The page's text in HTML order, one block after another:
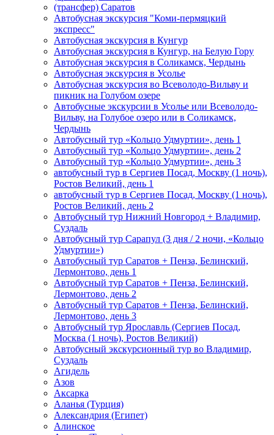
(трансфер) Саратов
Автобусная экскурсия "Коми-пермяцкий
экспресс"
Автобусная экскурсия в Кунгур
Автобусная экскурсия в Кунгур, на Белую Гору
Автобусная экскурсия в Соликамск, Чердынь
Автобусная экскурсия в Усолье
Автобусная экскурсия во Всеволодо-Вильву и
пикник на Голубом озере
Автобусные экскурсии в Усолье или Всеволодо-
Вильву, на Голубое озеро или в Соликамск,
Чердынь
Автобусный тур «Кольцо Удмуртии», день 1
Автобусный тур «Кольцо Удмуртии», день 2
Автобусный тур «Кольцо Удмуртии», день 3
автобусный тур в Сергиев Посад, Москву (1 ночь),
Ростов Великий, день 1
автобусный тур в Сергиев Посад, Москву (1 ночь),
Ростов Великий, день 2
Автобусный тур Нижний Новгород + Владимир,
Суздаль
Автобусный тур Сарапул (3 дня / 2 ночи, «Кольцо
Удмуртии»)
Автобусный тур Саратов + Пенза, Белинский,
Лермонтово, день 1
Автобусный тур Саратов + Пенза, Белинский,
Лермонтово, день 2
Автобусный тур Саратов + Пенза, Белинский,
Лермонтово, день 3
Автобусный тур Ярославль (Сергиев Посад,
Москва (1 ночь), Ростов Великий)
Автобусный экскурсионный тур во Владимир,
Суздаль
Агидель
Азов
Аксарка
Аланья (Турция)
Александрия (Египет)
Алинское